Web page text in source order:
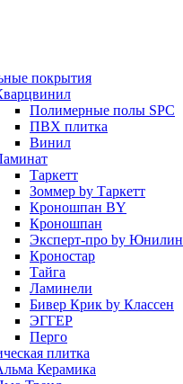
покрытия
Полимерные полы SPC
ПВХ плитка
Винил
Таркетт
Зоммер by Таркетт
Кроношпан BY
Кроношпан
Эксперт-про by Юнилин
Кроностар
Тайга
Ламинели
Бивер Крик by Классен
ЭГГЕР
Перго
плитка
Керамика